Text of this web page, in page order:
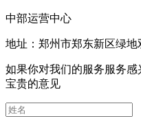
中部运营中心
地址：郑州市郑东新区绿地
如果你对我们的服务服务
宝贵的意见